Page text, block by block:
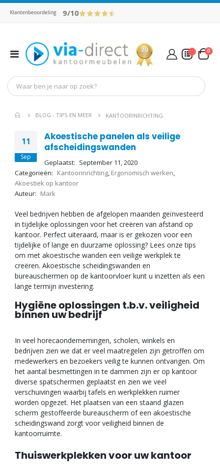
Klantenbeoordeling 9/10
Toggle
Nav
Cart
0
BLOG - TIPS EN MEER KANTOORINRICHTING
11
Sep
Akoestische panelen als veilige
afscheidingswanden
Geplaatst: September 11, 2020
Categorieën: Kantoorinrichting, Ergonomisch werken,
Akoestiek op kantoor
Auteur: Mark
Veel bedrijven hebben de afgelopen maanden geïnvesteerd
in tijdelijke oplossingen voor het creëren van afstand op
kantoor. Perfect uiteraard, maar is er gekozen voor een
tijdelijke of lange en duurzame oplossing? Lees onze tips
om met akoestische wanden een veilige werkplek te
creëren. Akoestische scheidingswanden en
bureauschermen op de kantoorvloer kunt u inzetten als een
lange termijn investering.
Hygiëne oplossingen t.b.v. veiligheid
binnen uw bedrijf
In veel horecaondernemingen, scholen, winkels en
bedrijven zien we dat er veel maatregelen zijn getroffen om
medewerkers en bezoekers veilig te kunnen ontvangen. Om
het aantal besmettingen in te dammen zijn er op kantoor
diverse spatschermen geplaatst en zien we veel
verschuivingen waarbij tafels en werkplekken ruimer
worden opgezet. Het plaatsen van een staand glazen
scherm gestoffeerde bureauscherm of een akoestische
scheidingswand zorgt voor veiligheid binnen de
kantoorruimte.
Thuiswerkplekken voor uw kantoor